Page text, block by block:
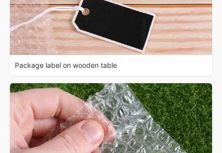
Package label on wooden table